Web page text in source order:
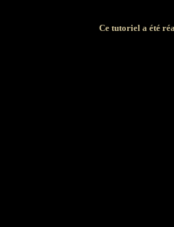
Ce tutoriel a été